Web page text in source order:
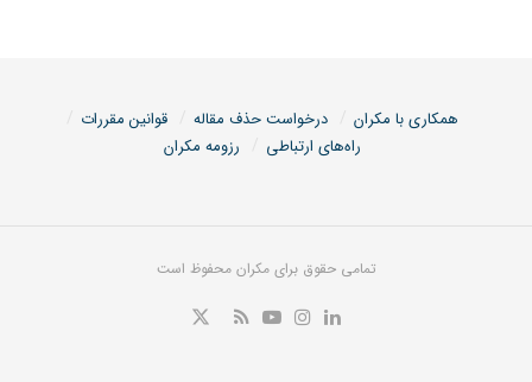
همکاری با مکران درخواست حذف مقاله
قوانین مقررات
راه‌های ارتباطی
رزومه مکران
تمامی حقوق برای مکران محفوظ است